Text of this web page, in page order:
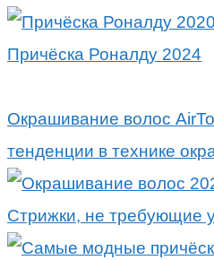
Причёска Роналду 2024
Окрашивание волос
тенденции в технике
Стрижки, не требующие